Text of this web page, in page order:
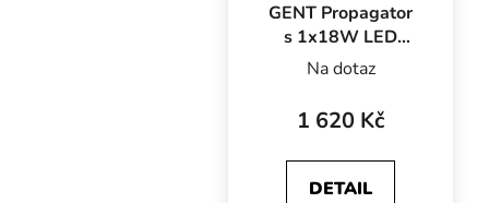
GENT Propagator
s 1x18W LED
osvětlením s
58x38x22 cm
Na dotaz
1 620 Kč
DETAIL